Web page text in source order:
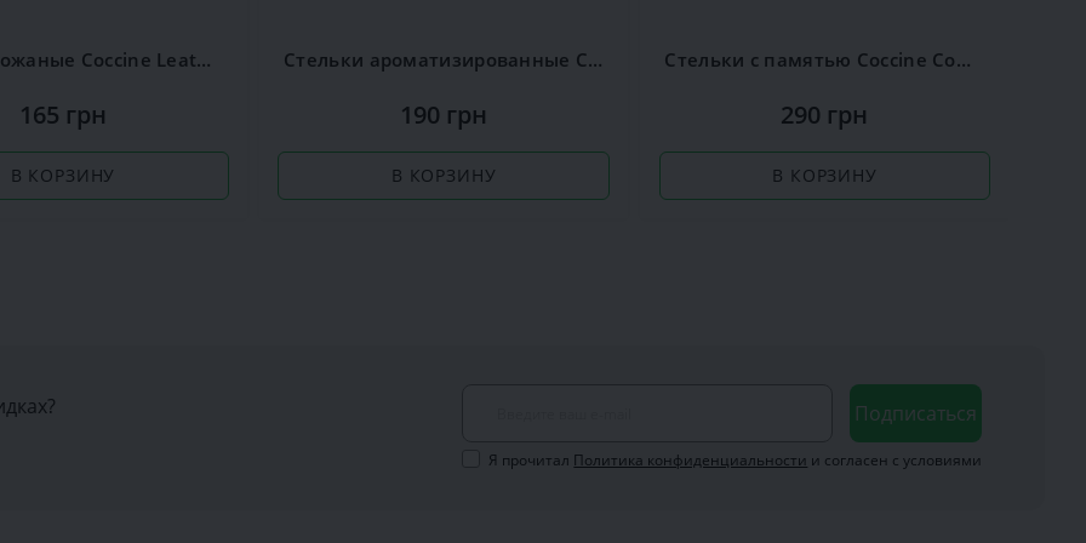
Стельки кожаные Coccine Leather on Latex
165 грн
В КОРЗИНУ
Стельки ароматизированные Сoccine Silver
190 грн
В КОРЗИНУ
Стельки с памятью Coccine Comfort Sport
290 грн
В КОРЗИНУ
Подписаться
Я прочитал Политика конфиденциальности и согласен с условиями